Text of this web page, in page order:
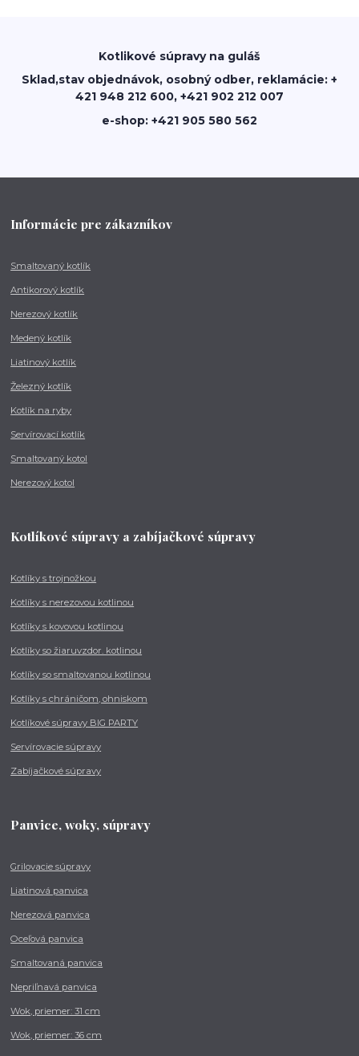
Kotlikové súpravy na guláš
Sklad,stav objednávok, osobný odber, reklamácie: +
421 948 212 600, +421 902 212 007
e-shop: +421 905 580 562
Informácie pre zákazníkov
Smaltovaný kotlík
Antikorový kotlík
Nerezový kotlík
Medený kotlík
Liatinový kotlík
Železný kotlík
Kotlík na ryby
Servírovací kotlík
Smaltovaný kotol
Nerezový kotol
Kotlíkové súpravy a zabíjačkové súpravy
Kotlíky s trojnožkou
Kotlíky s nerezovou kotlinou
Kotlíky s kovovou kotlinou
Kotlíky so žiaruvzdor. kotlinou
Kotlíky so smaltovanou kotlinou
Kotlíky s chráničom, ohniskom
Kotlíkové súpravy BIG PARTY
Servírovacie súpravy
Zabíjačkové súpravy
Panvice, woky, súpravy
Grilovacie súpravy
Liatinová panvica
Nerezová panvica
Oceľová panvica
Smaltovaná panvica
Nepriľnavá panvica
Wok, priemer: 31 cm
Wok, priemer: 36 cm